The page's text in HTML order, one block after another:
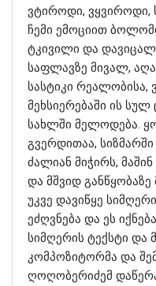
ვტიროდი, ვყვიროდი,
ჩემი ემოციით
ტკივილი და
საფლავზე მივალ,
სასტიკი რეალობისა,
მეხსიერებაში ის
სახლში მელოდება.
გვერდითაა,
ძალიან მიჭირს,
და მშვიდ განწყობაზე
უკვე დავიწყე
ეძღვნება და ეს
სიმღერის ტექსტი და
კომპოზიტორმა და
ღოღობერიძემ